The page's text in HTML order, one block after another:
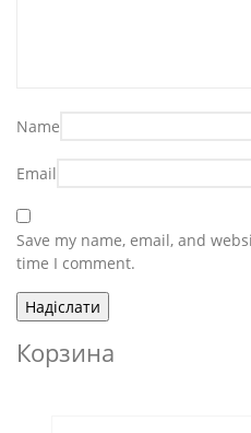
Name
Email
Save my name, email, and
time I comment.
Корзина